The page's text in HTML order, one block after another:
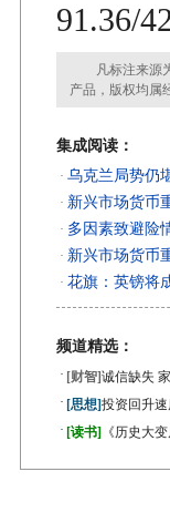
91.36/42
凡标注来源为“
产品，版权均属
集成阅读：
· 乌克兰局势仍
· 新兴市场货币
· 多因素致避险
· 新兴市场货币
· 花旗：英镑将
频道精选：
· [财智]诚信缺失
· [思想]投资回升
· [读书] 《历史大